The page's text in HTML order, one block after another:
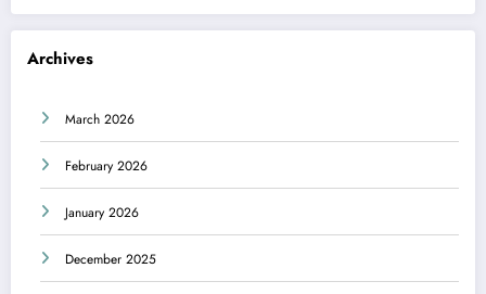
Archives
March 2026
February 2026
January 2026
December 2025